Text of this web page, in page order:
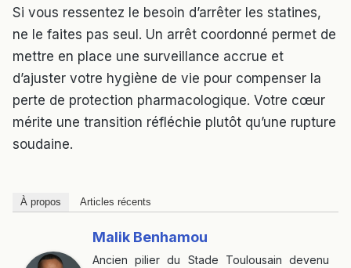
Si vous ressentez le besoin d’arrêter les statines,
ne le faites pas seul. Un arrêt coordonné permet de
mettre en place une surveillance accrue et
d’ajuster votre hygiène de vie pour compenser la
perte de protection pharmacologique. Votre cœur
mérite une transition réfléchie plutôt qu’une rupture
soudaine.
À propos Articles récents
Malik Benhamou
Ancien pilier du Stade Toulousain devenu